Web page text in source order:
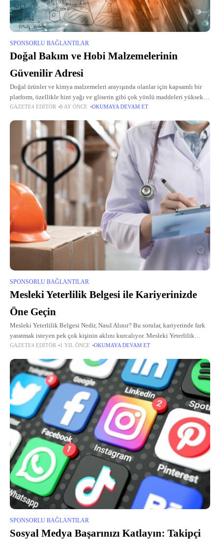
SPONSORLU BAĞLANTILAR
Doğal Bakım ve Hobi Malzemelerinin
Güvenilir Adresi
Doğal ürünler ve kimya malzemeleri arayışında olanlar için kapsamlı bir
platform, özellikle hint yağı ve gliserin gibi çok yönlü maddeleri yüksek
kalitede sunarak dikkat çekiyor. Bu platform, kozmetik üretiminden ev
GAZETE4 EDITÖR 8 AY ÖNCE OKUMAYA DEVAM ET
SPONSORLU BAĞLANTILAR
Mesleki Yeterlilik Belgesi ile Kariyerinizde
Öne Geçin
Mesleki Yeterlilik Belgesi Nedir, Nasıl Alınır? Bu sorular, kariyerinde fark
yaratmak isteyen pek çok kişinin aklını kurcalıyor. Mesleki Yeterlilik
Belgesi, bireylerin belirli bir meslekte yeterli bilgi, beceri ve yetkinliğe
GAZETE4 EDITÖR 1 YIL ÖNCE OKUMAYA DEVAM ET
SPONSORLU BAĞLANTILAR
Sosyal Medya Başarınızı Katlayın: Takipçi